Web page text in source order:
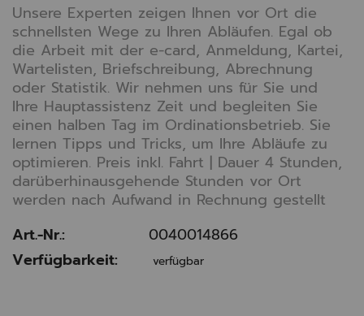
Unsere Experten zeigen Ihnen vor Ort die
schnellsten Wege zu Ihren Abläufen. Egal ob
die Arbeit mit der e-card, Anmeldung, Kartei,
Wartelisten, Briefschreibung, Abrechnung
oder Statistik. Wir nehmen uns für Sie und
Ihre Hauptassistenz Zeit und begleiten Sie
einen halben Tag im Ordinationsbetrieb. Sie
lernen Tipps und Tricks, um Ihre Abläufe zu
optimieren. Preis inkl. Fahrt | Dauer 4 Stunden,
darüberhinausgehende Stunden vor Ort
werden nach Aufwand in Rechnung gestellt
Art.-Nr.:
0040014866
Verfügbarkeit:
verfügbar